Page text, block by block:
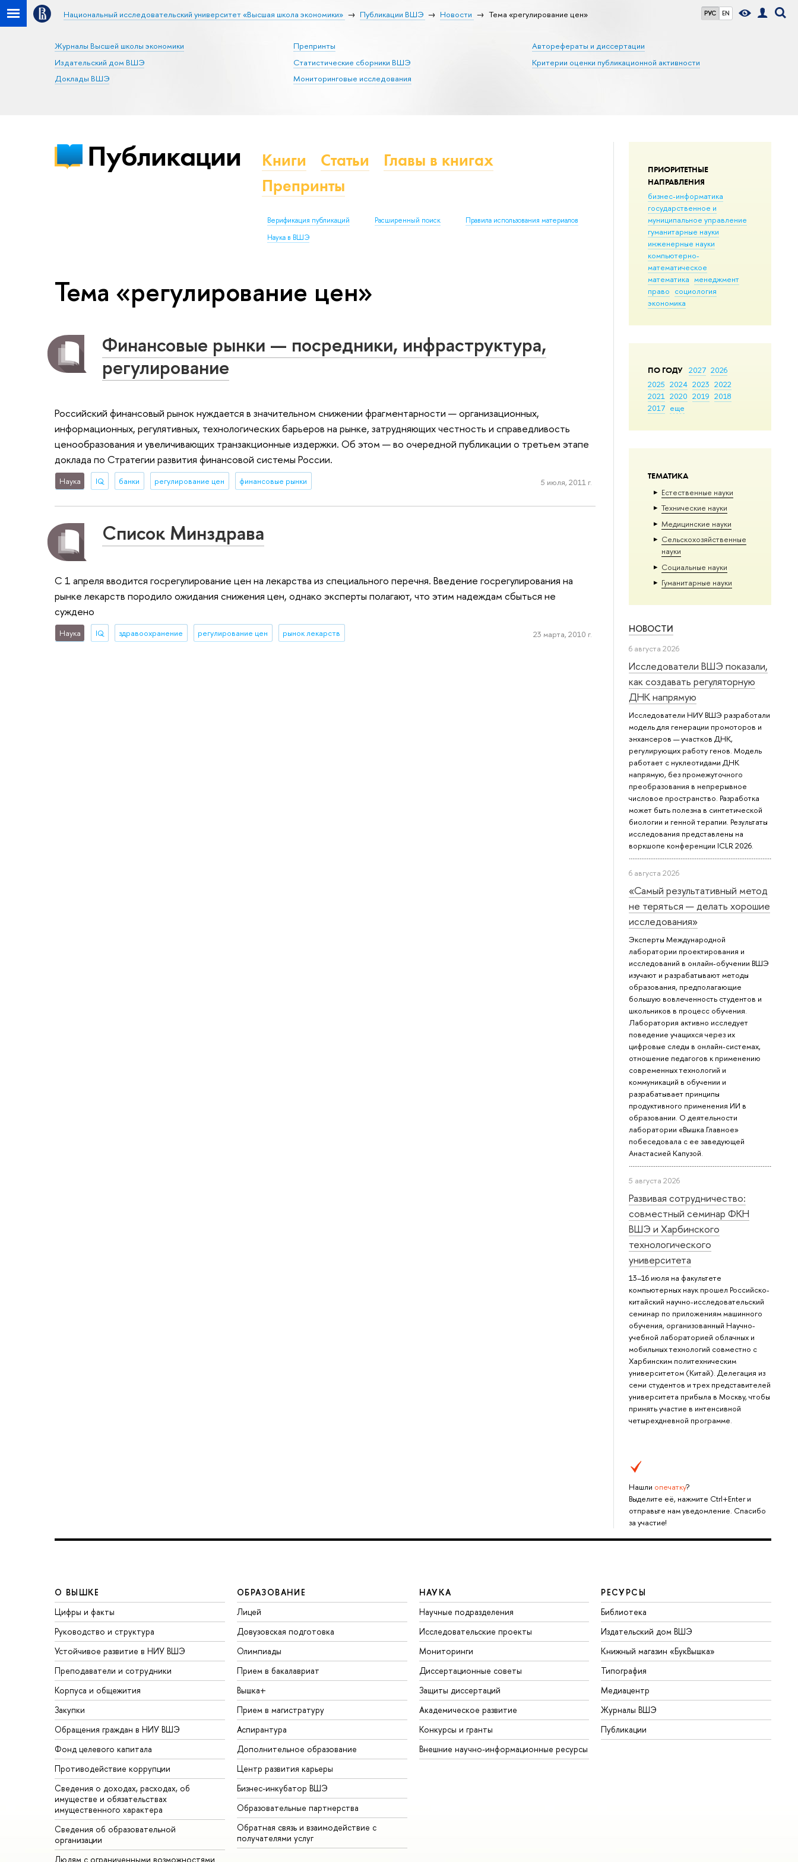
РУС EN
Национальный исследовательский университет «Высшая школа экономики» Публикации ВШЭ Новости Тема «регулирование цен»
Журналы Высшей школы экономики
Издательский дом ВШЭ
Доклады ВШЭ
Препринты
Статистические сборники ВШЭ
Мониторинговые исследования
Авторефераты и диссертации
Критерии оценки публикационной активности
ПРИОРИТЕТНЫЕ
НАПРАВЛЕНИЯ
бизнес-информатика
государственное и
муниципальное управление
гуманитарные науки
инженерные науки
компьютерно-
математическое
математика менеджмент
право социология
экономика
ПО ГОДУ 2027 2026
2025 2024 2023 2022
2021 2020 2019 2018
2017 еще
ТЕМАТИКА
Естественные науки
Тех­ничес­кие науки
Медицинские науки
Сельскохозяйственные
науки
Социальные науки
Гуманитарные науки
НОВОСТИ
6 августа 2026
Исследователи ВШЭ показали,
как создавать регуляторную
ДНК напрямую
Исследователи НИУ ВШЭ разработали
модель для генерации промоторов и
энхансеров — участков ДНК,
регулирующих работу генов. Модель
работает с нуклеотидами ДНК
напрямую, без промежуточного
преобразования в непрерывное
числовое пространство. Разработка
может быть полезна в синтетической
биологии и генной терапии. Результаты
исследования представлены на
воркшопе конференции ICLR 2026.
6 августа 2026
«Самый результативный метод
не теряться — делать хорошие
исследования»
Эксперты Международной
лаборатории проектирования и
исследований в онлайн-обучении ВШЭ
изучают и разрабатывают методы
образования, предполагающие
большую вовлеченность студентов и
школьников в процесс обучения.
Лаборатория активно исследует
поведение учащихся через их
цифровые следы в онлайн-системах,
отношение педагогов к применению
современных технологий и
коммуникаций в обучении и
разрабатывает принципы
продуктивного применения ИИ в
образовании. О деятельности
лаборатории «Вышка.Главное»
побеседовала с ее заведующей
Анастасией Капузой.
5 августа 2026
Развивая сотрудничество:
совместный семинар ФКН
ВШЭ и Харбинского
технологического
университета
13–16 июля на факультете
компьютерных наук прошел Российско-
китайский научно-исследовательский
семинар по приложениям машинного
обучения, организованный Научно-
учебной лабораторией облачных и
мобильных технологий совместно с
Харбинским политехническим
университетом (Китай). Делегация из
семи студентов и трех представителей
университета прибыла в Москву, чтобы
принять участие в интенсивной
четырехдневной программе.
Нашли опечатку?
Выделите её, нажмите Ctrl+Enter и
отправьте нам уведомление. Спасибо
за участие!
Публикации Книги Статьи
Главы в книгах
Препринты
Верификация публикаций Расширенный поиск
Правила использования материалов
Наука в ВШЭ
Тема «регулирование цен»
Финансовые рынки — посредники, инфраструктура,
регулирование
Российский финансовый рынок нуждается в значительном снижении фрагментарности — организационных,
информационных, регулятивных, технологических барьеров на рынке, затрудняющих честность и справедливость
ценообразования и увеличивающих транзакционные издержки. Об этом — во очередной публикации о третьем этапе
доклада по Стратегии развития финансовой системы России.
Наука IQ банки регулирование цен финансовые рынки 5 июля, 2011 г.
Список Минздрава
С 1 апреля вводится госрегулирование цен на лекарства из специального перечня. Введение госрегулирования на
рынке лекарств породило ожидания снижения цен, однако эксперты полагают, что этим надеждам сбыться не
суждено
Наука IQ здравоохранение регулирование цен рынок лекарств 23 марта, 2010 г.
О ВЫШКЕ
Цифры и факты
Руководство и структура
Устойчивое развитие в НИУ ВШЭ
Преподаватели и сотрудники
Корпуса и общежития
Закупки
Обращения граждан в НИУ ВШЭ
Фонд целевого капитала
Противодействие коррупции
Сведения о доходах, расходах, об
имуществе и обязательствах
имущественного характера
Сведения об образовательной
организации
Людям с ограниченными возможностями
ОБРАЗОВАНИЕ
Лицей
Довузовская подготовка
Олимпиады
Прием в бакалавриат
Вышка+
Прием в магистратуру
Аспирантура
Дополнительное образование
Центр развития карьеры
Бизнес-инкубатор ВШЭ
Образовательные партнерства
Обратная связь и взаимодействие с
получателями услуг
НАУКА
Научные подразделения
Исследовательские проекты
Мониторинги
Диссертационные советы
Защиты диссертаций
Академическое развитие
Конкурсы и гранты
Внешние научно-информационные ресурсы
РЕСУРСЫ
Библиотека
Издательский дом ВШЭ
Книжный магазин «БукВышка»
Типография
Медиацентр
Журналы ВШЭ
Публикации